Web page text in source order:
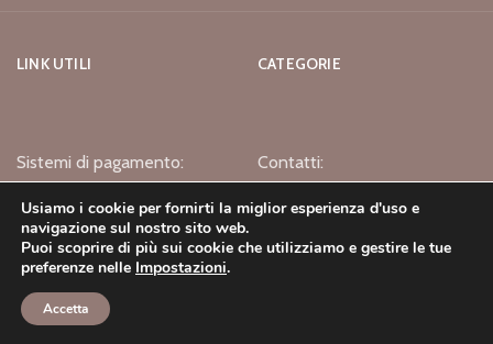
LINK UTILI CATEGORIE
Sistemi di pagamento: Contatti:
Lista dei desideri
CarelloMio Account
Usiamo i cookie per fornirti la miglior esperienza d'uso e
navigazione sul nostro sito web.
Puoi scoprire di più sui cookie che utilizziamo e gestire le tue
preferenze nelle Impostazioni.
Accetta